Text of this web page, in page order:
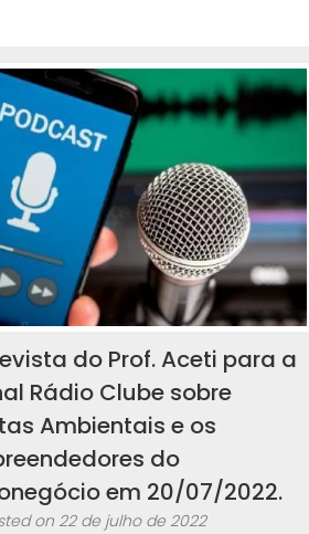
do Prof. Aceti para a
Rádio Clube sobre
Ambientais e os
do
em 20/07/2022.
on 22 de julho de 2022